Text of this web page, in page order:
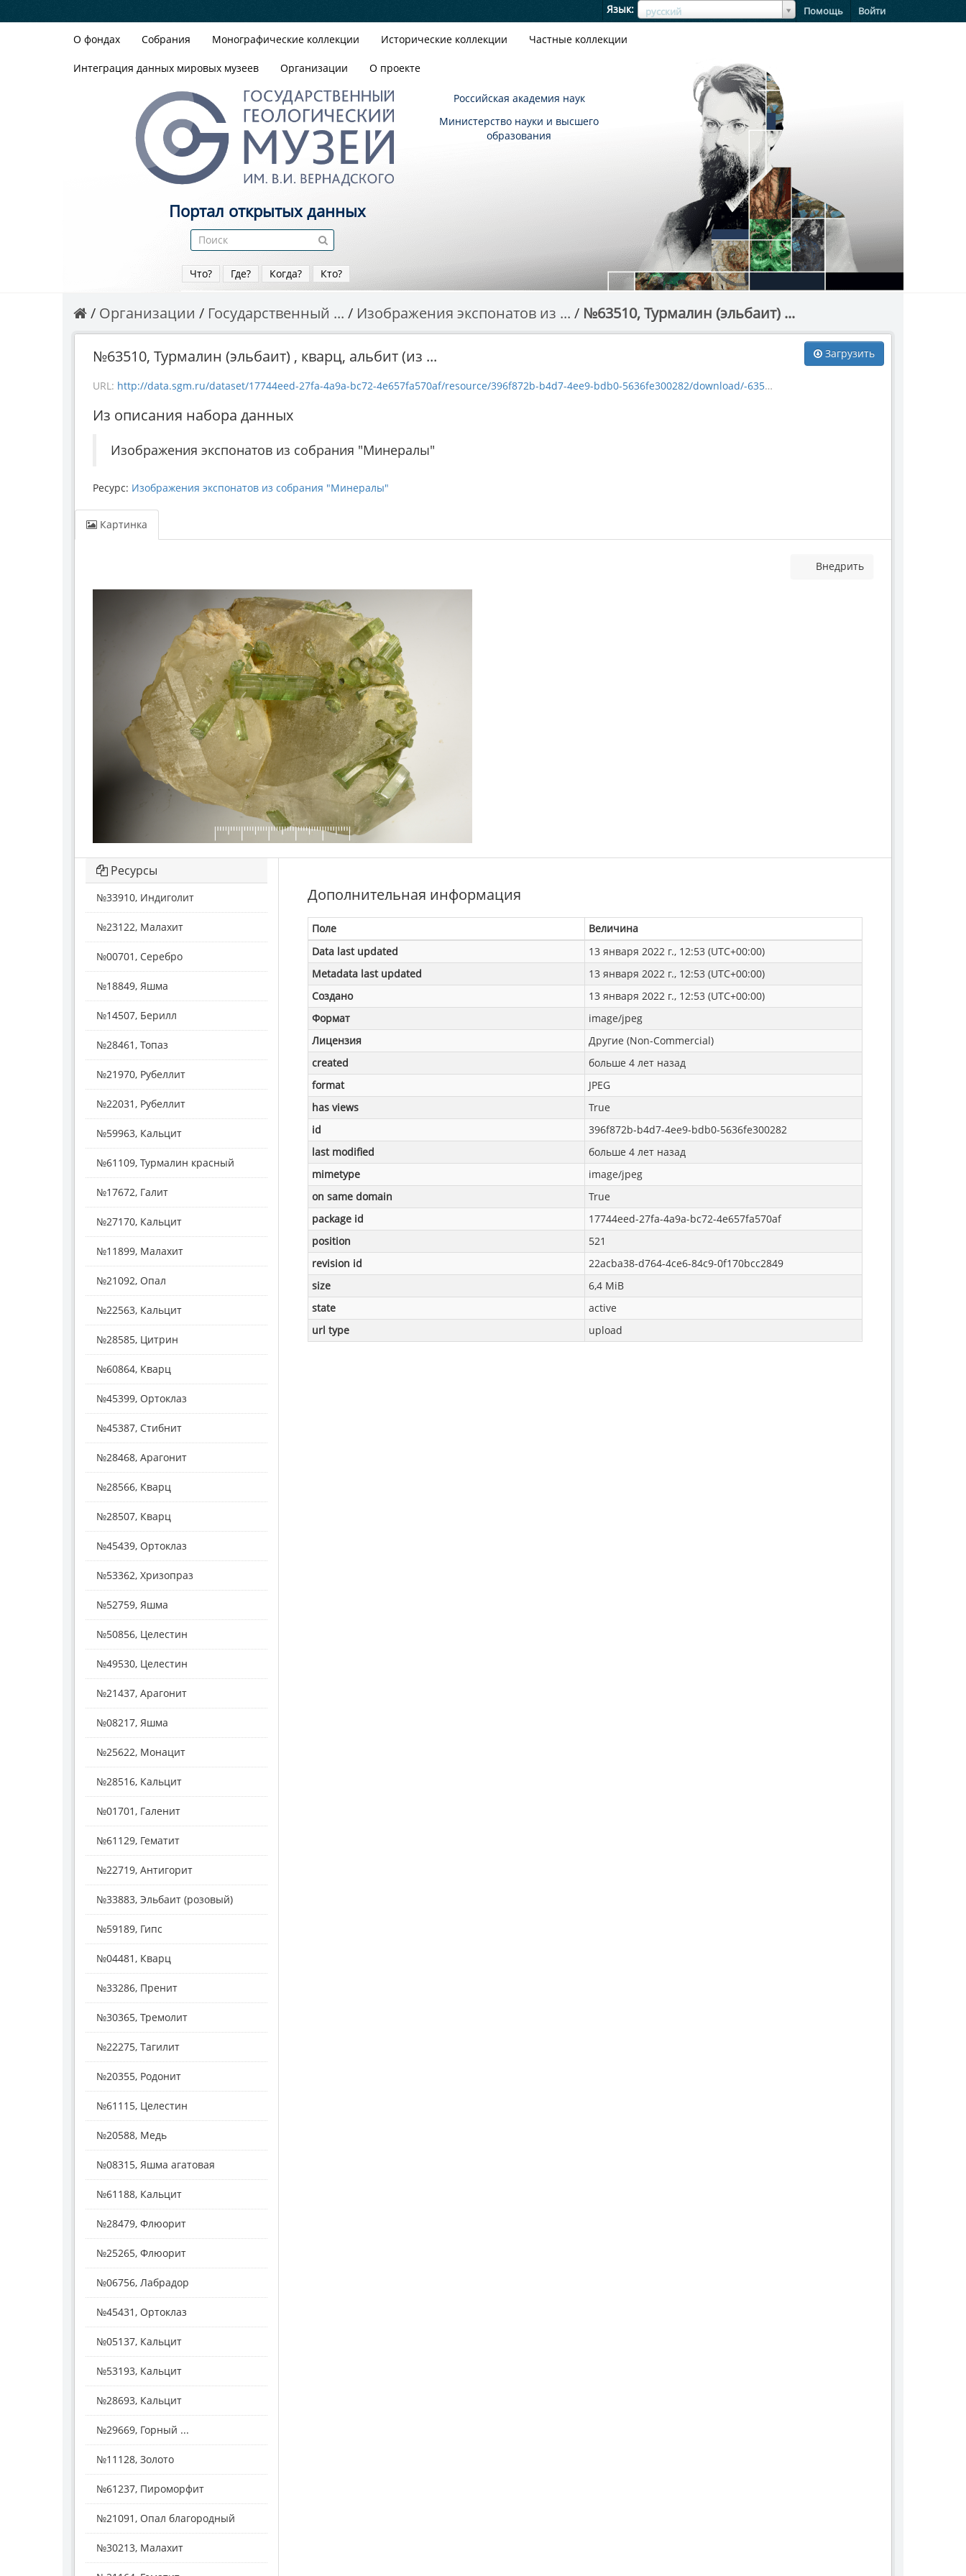
Язык русский
ЯзыкЯзык Помощь Войти
О фондах Собрания Монографические коллекции Исторические коллекции Частные коллекции
Интеграция данных мировых музеев Организации О проекте
Российская академия наук
Министерство науки и высшего
образования
Портал открытых данных
Что? Где? Когда? Кто?
Организации Государственный ... Изображения экспонатов из ... №63510, Турмалин (эльбаит) ...
Загрузить
№63510, Турмалин (эльбаит) , кварц, альбит (из ...
URL: http://data.sgm.ru/dataset/17744eed-27fa-4a9a-bc72-4e657fa570af/resource/396f872b-b4d7-4ee9-bdb0-5636fe300282/download/-63510.jpg
Из описания набора данных
Изображения экспонатов из собрания "Минералы"
Ресурс: Изображения экспонатов из собрания "Минералы"
Картинка
Внедрить
Дополнительная информация
Поле
Величина
Data last updated
13 января 2022 г., 12:53 (UTC+00:00)
Metadata last updated
13 января 2022 г., 12:53 (UTC+00:00)
Создано
13 января 2022 г., 12:53 (UTC+00:00)
Формат
image/jpeg
Лицензия
Другие (Non-Commercial)
created
больше 4 лет назад
format
JPEG
has views
True
id
396f872b-b4d7-4ee9-bdb0-5636fe300282
last modified
больше 4 лет назад
mimetype
image/jpeg
on same domain
True
package id
17744eed-27fa-4a9a-bc72-4e657fa570af
position
521
revision id
22acba38-d764-4ce6-84c9-0f170bcc2849
size
6,4 MiB
state
active
url type
upload
Ресурсы
№33910, Индиголит
№23122, Малахит
№00701, Серебро
№18849, Яшма
№14507, Берилл
№28461, Топаз
№21970, Рубеллит
№22031, Рубеллит
№59963, Кальцит
№61109, Турмалин красный
№17672, Галит
№27170, Кальцит
№11899, Малахит
№21092, Опал
№22563, Кальцит
№28585, Цитрин
№60864, Кварц
№45399, Ортоклаз
№45387, Стибнит
№28468, Арагонит
№28566, Кварц
№28507, Кварц
№45439, Ортоклаз
№53362, Хризопраз
№52759, Яшма
№50856, Целестин
№49530, Целестин
№21437, Арагонит
№08217, Яшма
№25622, Монацит
№28516, Кальцит
№01701, Галенит
№61129, Гематит
№22719, Антигорит
№33883, Эльбаит (розовый)
№59189, Гипс
№04481, Кварц
№33286, Пренит
№30365, Тремолит
№22275, Тагилит
№20355, Родонит
№61115, Целестин
№20588, Медь
№08315, Яшма агатовая
№61188, Кальцит
№28479, Флюорит
№25265, Флюорит
№06756, Лабрадор
№45431, Ортоклаз
№05137, Кальцит
№53193, Кальцит
№28693, Кальцит
№29669, Горный ...
№11128, Золото
№61237, Пироморфит
№21091, Опал благородный
№30213, Малахит